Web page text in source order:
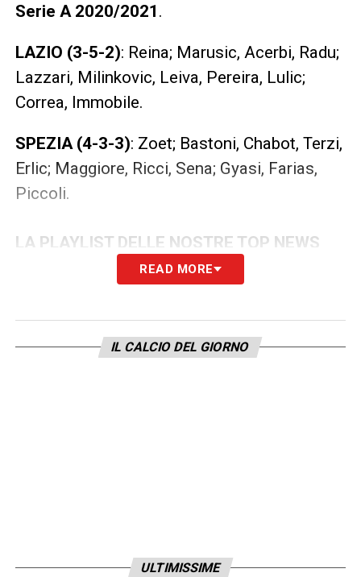
Serie A 2020/2021 .
LAZIO (3-5-2): Reina; Marusic, Acerbi, Radu;
Lazzari, Milinkovic, Leiva, Pereira, Lulic;
Correa, Immobile.
SPEZIA (4-3-3): Zoet; Bastoni, Chabot, Terzi,
Erlic; Maggiore, Ricci, Sena; Gyasi, Farias,
Piccoli.
LA PLAYLIST DELLE NOSTRE TOP NEWS
READ MORE
IL CALCIO DEL GIORNO
ULTIMISSIME